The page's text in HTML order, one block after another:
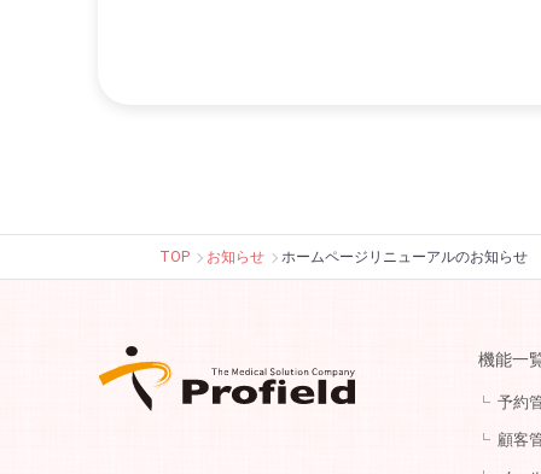
TOP お知らせ ホームページリニューアルのお知らせ
機能一
予約
顧客